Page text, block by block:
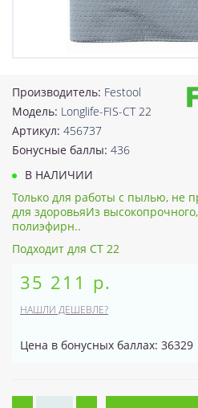
Производитель: Festool
Модель: Longlife-FIS-CT 22
Артикул: 456737
Бонусные баллы: 436
В НАЛИЧИИ
Только для работы с пылью, не
для здоровьяИз
полиэфирн..
Подходит для CT 22
35 211 р.
НАШЛИ ДЕШЕВЛЕ?
Цена в бонусных баллах: 36329